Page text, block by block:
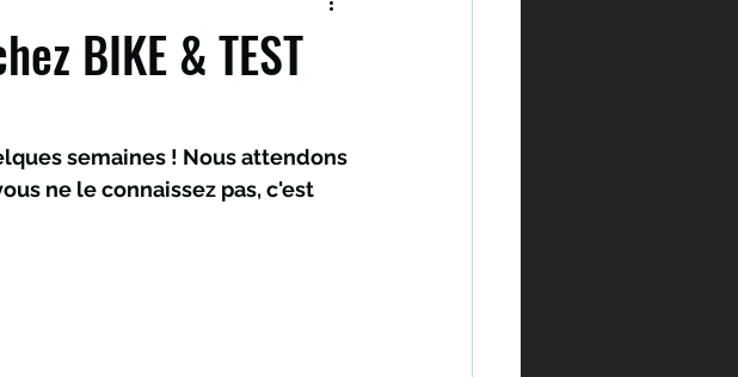
BIKE & TEST
semaines ! Nous attendons
ne le connaissez pas, c'est